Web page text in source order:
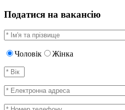
Податися на вакансію
Чоловік Жінка